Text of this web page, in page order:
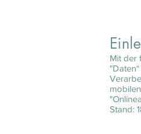
Mit der
Stand: